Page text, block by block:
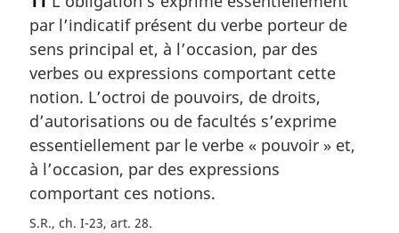
t
e
m
a
g
i
n
a
e
:
par l’indicatif présent du verbe porteur de
sens principal et, à l’occasion, par des
verbes ou expressions comportant cette
notion. L’octroi de pouvoirs, de droits,
d’autorisations ou de facultés s’exprime
essentiellement par le verbe « pouvoir » et,
à l’occasion, par des expressions
comportant ces notions.
S.R., ch. I-23, art. 28